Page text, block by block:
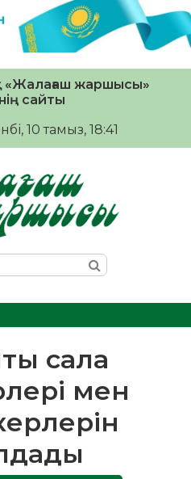
«Жалағаш жаршысы»
сайты
10 тамыз, 18:41
сала
мен